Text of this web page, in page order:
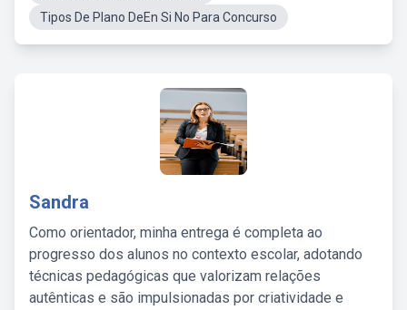
Tipos De Plano DeEn Si No Para Concurso
Sandra
Como orientador, minha entrega é completa ao
progresso dos alunos no contexto escolar, adotando
técnicas pedagógicas que valorizam relações
autênticas e são impulsionadas por criatividade e